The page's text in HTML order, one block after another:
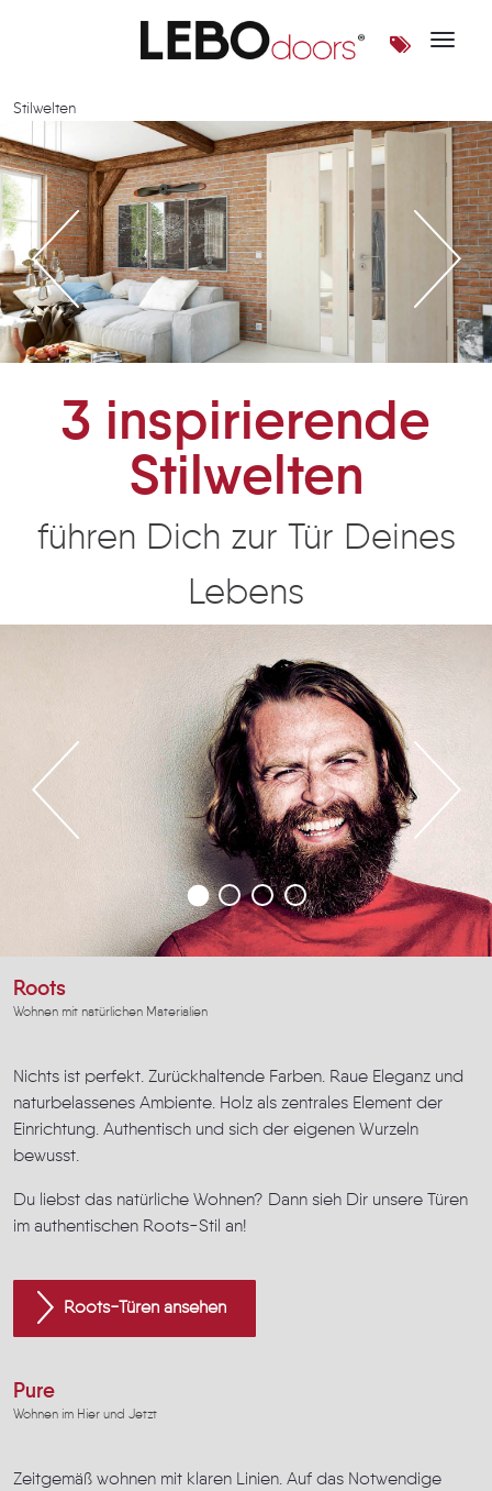
Toggle
Stilwelten | LEBOdoors
Stilwelten
3 inspirierende
Stilwelten
führen Dich zur Tür Deines
Lebens
Roots
Wohnen mit natürlichen Materialien
Nichts ist perfekt. Zurückhaltende Farben. Raue Eleganz und
naturbelassenes Ambiente. Holz als zentrales Element der
Einrichtung. Authentisch und sich der eigenen Wurzeln
bewusst.
Du liebst das natürliche Wohnen? Dann sieh Dir unsere Türen
im authentischen Roots-Stil an!
Roots-Türen ansehen
Pure
Wohnen im Hier und Jetzt
Zeitgemäß wohnen mit klaren Linien. Auf das Notwendige